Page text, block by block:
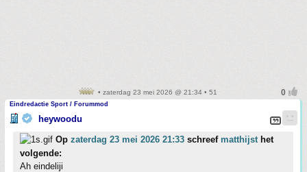
• zaterdag 23 mei 2026 @ 21:34 • 51
Eindredactie Sport / Forummod
heywoodu
Op zaterdag 23 mei 2026 21:33 schreef matthijsthet
volgende:
Ah eindeliji